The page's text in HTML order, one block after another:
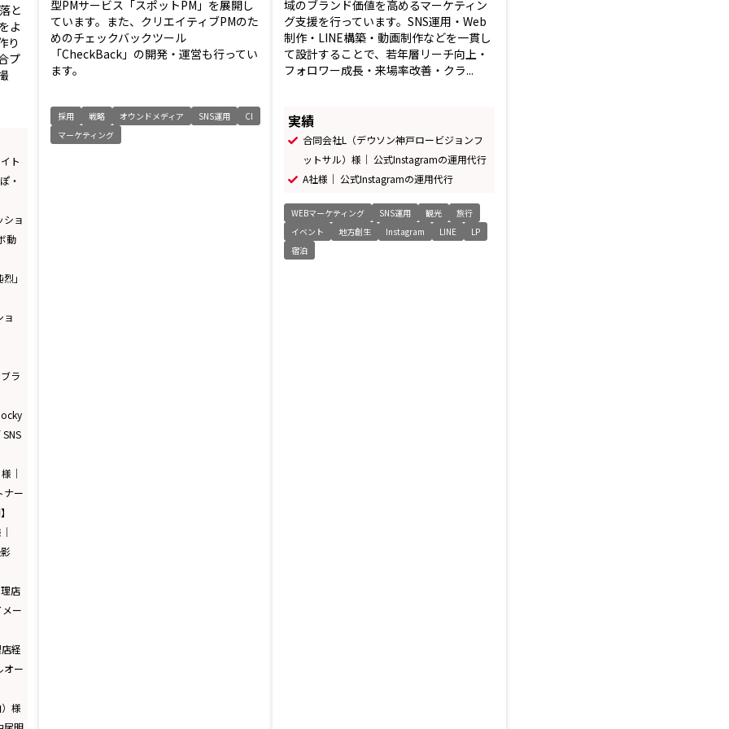
と
よ
り
プ
ト
・
ショ
動
」
ョ
ラ
｜
ナー
店
ー
経
オー
様
型PMサービス「スポットPM」を展開し
ています。また、クリエイティブPMのた
めのチェックバックツール
「CheckBack」の開発・運営も行ってい
ます。
採用 戦略 オウンドメディア SNS運用
CI
マーケティング
域のブランド価値を高めるマーケティン
グ支援を行っています。SNS運用・Web
制作・LINE構築・動画制作などを一貫し
て設計することで、若年層リーチ向上・
フォロワー成長・来場率改善・クラ...
実績
合同会社L（デウソン神戸ロービジョンフ
ットサル）様｜ 公式Instagramの運用代行
A社様｜ 公式Instagramの運用代行
WEBマーケティング SNS運用 観光
旅行
イベント
地方創生 Instagram LINE
LP
宿泊